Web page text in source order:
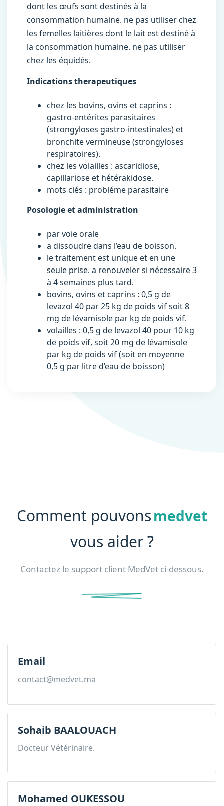
dont les œufs sont destinés à la
consommation humaine. ne pas utiliser chez
les femelles laitières dont le lait est destiné à
la consommation humaine. ne pas utiliser
chez les équidés.
Indications therapeutiques
chez les bovins, ovins et caprins :
gastro-entérites parasitaires
(strongyloses gastro-intestinales) et
bronchite vermineuse (strongyloses
respiratoires).
chez les volailles : ascaridiose,
capillariose et hétérakidose.
mots clés : probléme parasitaire
Posologie et administration
par voie orale
a dissoudre dans l’eau de boisson.
le traitement est unique et en une
seule prise. a renouveler si nécessaire 3
à 4 semaines plus tard.
bovins, ovins et caprins : 0,5 g de
levazol 40 par 25 kg de poids vif soit 8
mg de lévamisole par kg de poids vif.
volailles : 0,5 g de levazol 40 pour 10 kg
de poids vif, soit 20 mg de lévamisole
par kg de poids vif (soit en moyenne
0,5 g par litre d’eau de boisson)
Comment pouvonsmedvet
vous aider ?
Contactez le support client MedVet ci-dessous.
Email
contact@medvet.ma
Sohaib BAALOUACH
Docteur Vétérinaire.
Mohamed OUKESSOU